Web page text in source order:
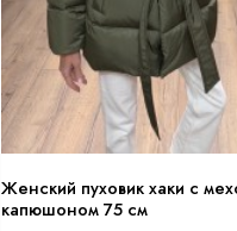
Женский пуховик хаки с
капюшоном 75 см